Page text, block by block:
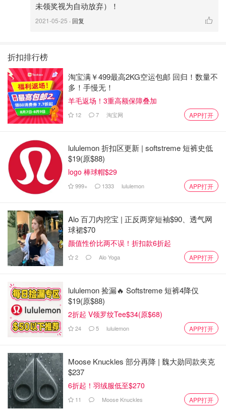
未领奖视为自动放弃）！
2021-05-25 · 回复
折扣排行榜
淘宝满￥499最高2KG空运包邮 回归！数量不
多！手慢无！
羊毛返场！3重高额保障叠加
12 7 淘宝网 APP打开
lululemon 折扣区更新 | softstreme 短裤史低
$19(原$88)
logo 棒球帽$29
999+ 1333 lululemon APP打开
Alo 百刀内挖宝 | 正反两穿短袖$90、透气网
球裙$70
颜值性价比两不误！折扣款6折起
2 Alo Yoga APP打开
lululemon 捡漏🔥 Softstreme 短裤4降仅
$19(原$88)
2折起 V领罗纹Tee$34(原$68)
24 5 lululemon APP打开
Moose Knuckles 部分再降 | 魏大勋同款夹克
$237
6折起！羽绒服低至$270
11 Moose Knuckles APP打开